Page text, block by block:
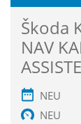
Škoda
NAV
NEU
NEU